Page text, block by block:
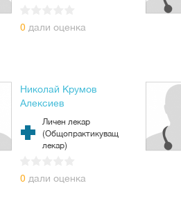
0 дали оценка
Николай Крумов
Алексиев
Личен лекар
(Общопрактикуващ
лекар)
0 дали оценка